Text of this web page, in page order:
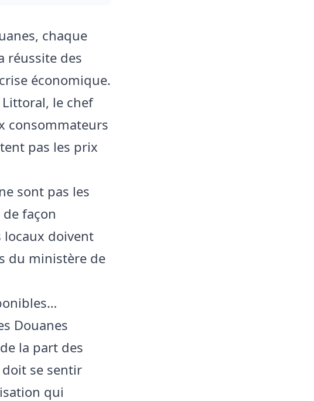
chaque
réussite des
économique.
le chef
consommateurs
pas les prix
sont pas les
façon
locaux doivent
du ministère de
Douanes
la part des
se sentir
qui